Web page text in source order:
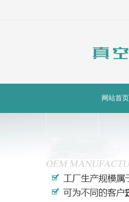
网站首页